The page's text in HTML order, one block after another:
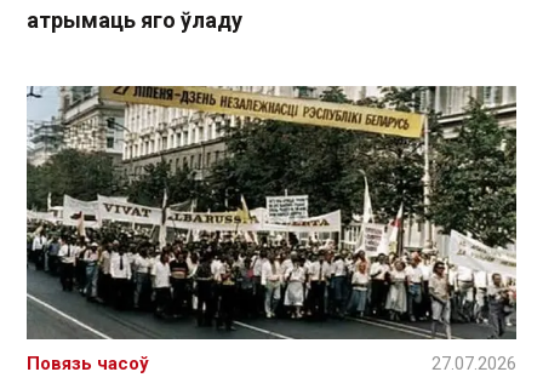
атрымаць яго ўладу
Повязь часоў 27.07.2026